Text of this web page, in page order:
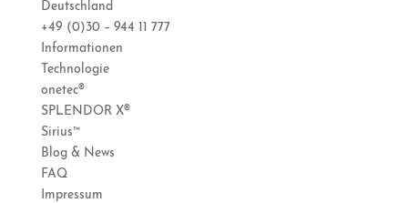
Deutschland
+49 (0)30 – 944 11 777
Informationen
Technologie
onetec®
SPLENDOR X®
Sirius™
Blog & News
FAQ
Impressum